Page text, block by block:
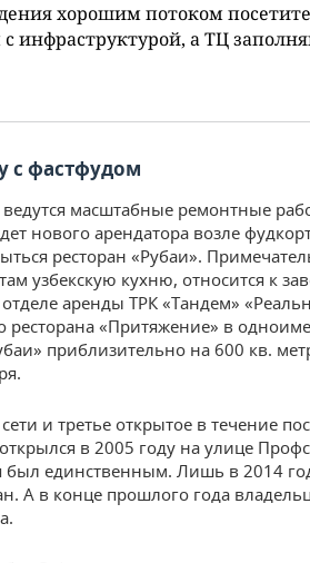
хорошим потоком
инфраструктурой, а ТЦ
с фастфудом
масштабные ремонтные
нового арендатора возле
ресторан «Рубаи».
узбекскую кухню, относится к
аренды ТРК «Тандем»
ресторана «Притяжение» в
приблизительно на 600 кв.
и третье открытое в течение
в 2005 году на улице
был единственным. Лишь в 2014
А в конце прошлого года